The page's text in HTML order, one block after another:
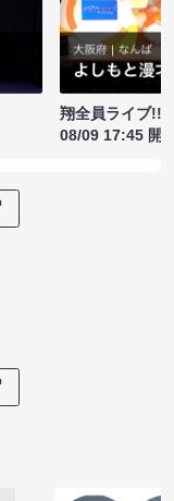
翔全員ライブ!!!
08/09 17:45 開